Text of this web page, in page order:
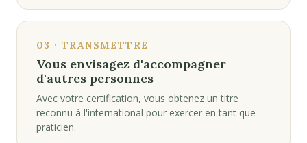
03 · TRANSMETTRE
Vous envisagez d'accompagner
d'autres personnes
Avec votre certification, vous obtenez un titre
reconnu à l'international pour exercer en tant que
praticien.